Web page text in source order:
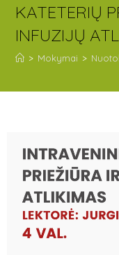
KATETERIŲ
INFUZIJŲ
> Mokymai >